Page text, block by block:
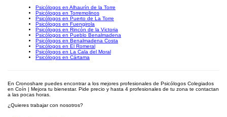
Psicólogos en Alhaurín de la Torre
Psicólogos en Torremolinos
Psicólogos en Puerto de La Torre
Psicólogos en Fuengirola
Psicólogos en Rincón de la Victoria
Psicólogos en Pueblo Benalmadena
Psicólogos en Benalmadena Costa
Psicólogos en El Romeral
Psicólogos en La Cala del Moral
Psicólogos en Cártama
En Cronoshare puedes encontrar a los mejores profesionales de Psicólogos Colegiados
en Coín | Mejora tu bienestar. Pide precio y hasta 4 profesionales de tu zona te contactan
a las pocas horas.
¿Quieres trabajar con nosotros?